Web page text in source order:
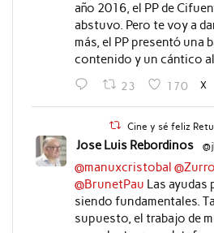
año 2016, el PP de
abstuvo. Pero te voy a
más, el PP presentó una
contenido y un cántico
23 170 X
Cine y sé feliz
Jose Luis Rebordinos
@manuxcristobal
@BrunetPau Las ayudas
siendo fundamentales.
supuesto, el trabajo de